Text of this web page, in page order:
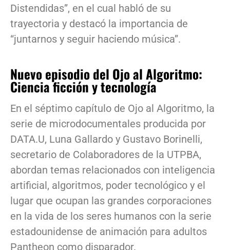
Distendidas”, en el cual habló de su
trayectoria y destacó la importancia de
“juntarnos y seguir haciendo música”.
Nuevo episodio del Ojo al Algoritmo:
Ciencia ficción y tecnología
En el séptimo capítulo de Ojo al Algoritmo, la
serie de microdocumentales producida por
DATA.U, Luna Gallardo y Gustavo Borinelli,
secretario de Colaboradores de la UTPBA,
abordan temas relacionados con inteligencia
artificial, algoritmos, poder tecnológico y el
lugar que ocupan las grandes corporaciones
en la vida de los seres humanos con la serie
estadounidense de animación para adultos
Pantheon como disparador.